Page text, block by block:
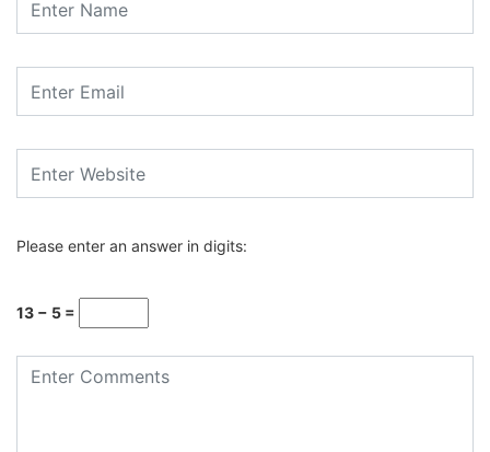
Please enter an answer in digits:
13 − 5 =